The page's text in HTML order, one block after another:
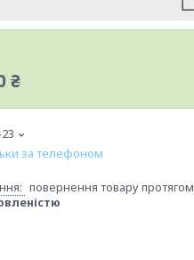
₴
за телефоном
повернення товару протягом